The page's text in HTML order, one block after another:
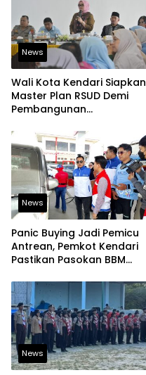
News
Wali Kota Kendari Siapkan
Master Plan RSUD Demi
Pembangunan
News
Panic Buying Jadi Pemicu
Antrean, Pemkot Kendari
Pastikan Pasokan BBM
News